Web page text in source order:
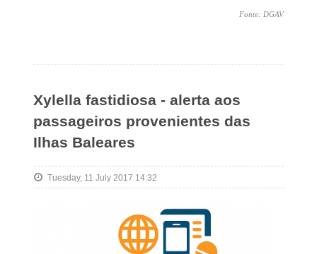
Fonte: DGAV
Xylella fastidiosa - alerta aos
passageiros provenientes das
Ilhas Baleares
Tuesday, 11 July 2017 14:32